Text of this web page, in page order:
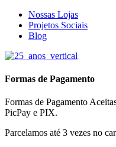
Nossas Lojas
Projetos Sociais
Blog
Formas de Pagamento
Formas de Pagamento
PicPay e PIX.
Parcelamos até 3 vezes no